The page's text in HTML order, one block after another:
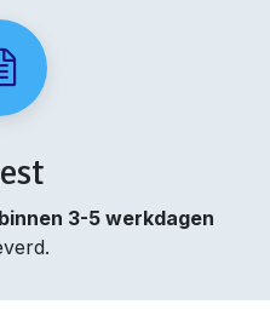
binnen 3-5 werkdagen